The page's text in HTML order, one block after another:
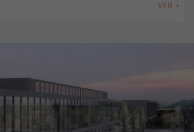
VER +